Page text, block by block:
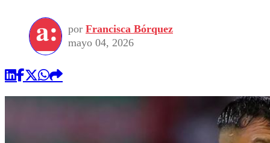
por Francisca Bórquez
mayo 04, 2026